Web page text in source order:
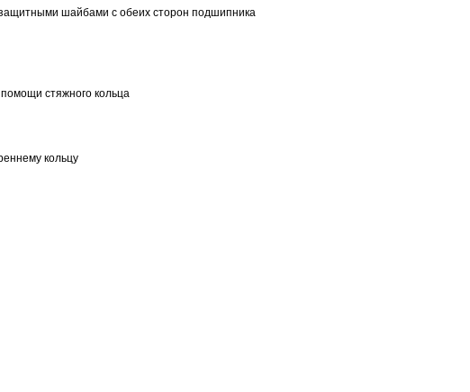
шайбами с обеих сторон подшипника
стяжного кольца
кольцу